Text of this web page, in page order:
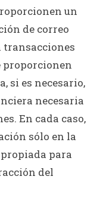
un
de correo
transacciones
proporcionen
si es necesario,
necesaria
En cada caso,
sólo en la
para
del